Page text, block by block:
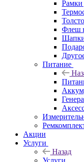
Рамки
Флеш
Питание
Акции
Услуги
Назад
Услуги